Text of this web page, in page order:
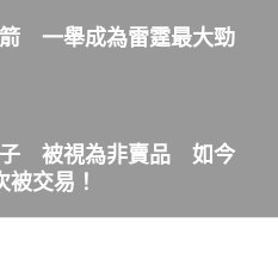
一舉成為雷霆最大勁
子 被視為非賣品 如今
交易！